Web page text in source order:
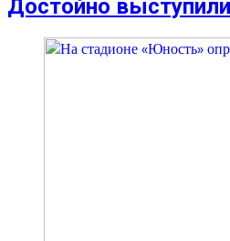
Достойно выступили